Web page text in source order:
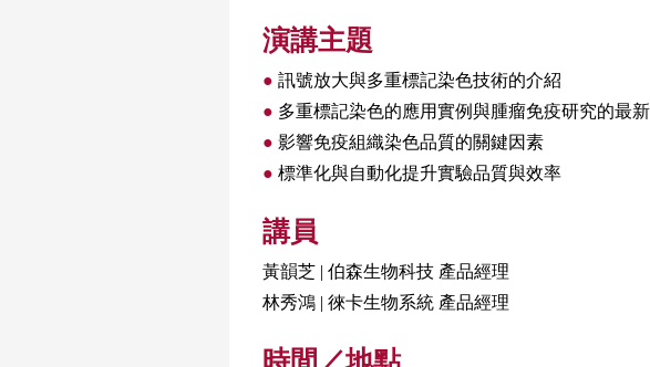
演講主題
● 訊號放大與多重標記染色技術的介紹
● 多重標記染色的應用實例與腫瘤免疫研究的最
● 影響免疫組織染色品質的關鍵因素
● 標準化與自動化提升實驗品質與效率
講員
黃韻芝 | 伯森生物科技 產品經理
林秀鴻 | 徠卡生物系統 產品經理
時間／地點